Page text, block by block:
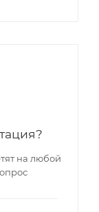
на любой